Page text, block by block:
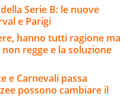
Serie B: le nuove
e Parigi
hanno tutti ragione ma
regge e la soluzione
e Carnevali passa
possono cambiare il